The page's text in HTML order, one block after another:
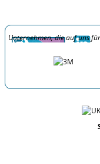
Unternehmen, die auf uns